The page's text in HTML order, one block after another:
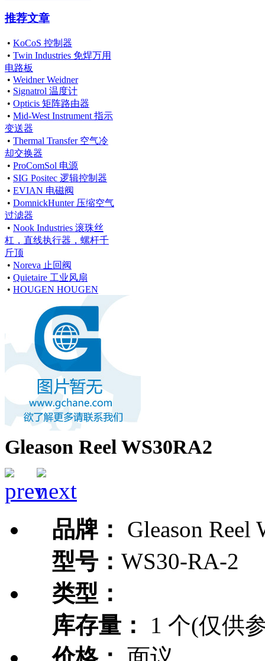
推荐文章
• KoCoS 控制器
• Twin Industries 免焊万用
电路板
• Weidner Weidner
• Signatrol 温度计
• Opticis 矩阵路由器
• Mid-West Instrument 指示
变送器
• Thermal Transfer 空气冷
却交换器
• ProComSol 电源
• SIG Positec 逻辑控制器
• EVIAN 电磁阀
• DomnickHunter 压缩空气
过滤器
• Nook Industries 滚珠丝
杠，直线执行器，螺杆千
斤顶
• Noreva 止回阀
• Quietaire 工业风扇
• HOUGEN HOUGEN
Gleason Reel WS30RA2
品牌：
Gleason Reel
型号： WS30-RA-2
类型：
库存量：
1 个(仅供